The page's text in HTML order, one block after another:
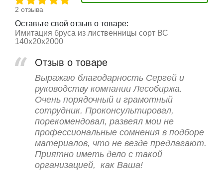
2 отзыва
Оставьте свой отзыв о товаре:
Имитация бруса из лиственницы сорт ВС
140x20x2000
Отзыв о товаре
Выражаю благодарность Сергей и
руководству компании Лесобиржа.
Очень порядочный и грамотный
сотрудник. Проконсультировал,
порекомендовал, развеял мои не
профессиональные сомнения в подборе
материалов, что не везде предлагают.
Приятно иметь дело с такой
организацией, как Ваша!